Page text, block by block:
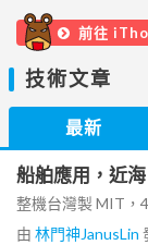
前往
技術文章
最新
船舶應用，近
整機台灣製 MIT，
由 林門神JanusLin